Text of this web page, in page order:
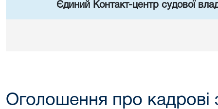
Єдиний Контакт-центр судової
Оголошення про кадрові